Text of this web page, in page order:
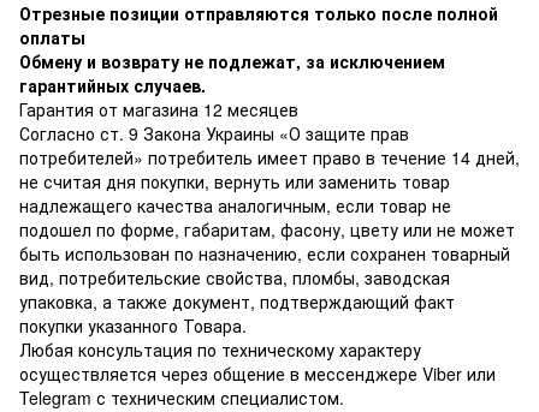
Отрезные позиции отправляются только после полной
оплаты
Обмену и возврату не подлежат, за исключением
гарантийных случаев.
Гарантия от магазина 12 месяцев
Согласно ст. 9 Закона Украины «О защите прав
потребителей» потребитель имеет право в течение 14 дней,
не считая дня покупки, вернуть или заменить товар
надлежащего качества аналогичным, если товар не
подошел по форме, габаритам, фасону, цвету или не может
быть использован по назначению, если сохранен товарный
вид, потребительские свойства, пломбы, заводская
упаковка, а также документ, подтверждающий факт
покупки указанного Товара.
Любая консультация по техническому характеру
осуществляется через общение в мессенджере Viber или
Telegram с техническим специалистом.